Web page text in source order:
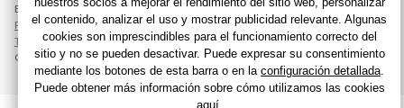
Esta página está protegida por reCAPTCHA y se aplican
Política de privacidadcompañías de Google y su
Términos y condiciones.
Creación de tiendas en línea eficientes desdeRIESENIA